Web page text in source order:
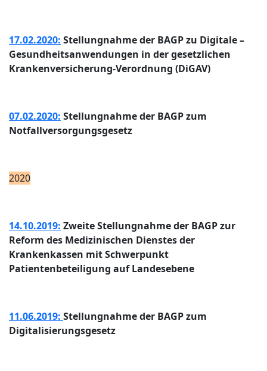
17.02.2020: Stellungnahme der BAGP zu Digitale –
Gesundheitsanwendungen in der gesetzlichen
Krankenversicherung-Verordnung (DiGAV)
07.02.2020: Stellungnahme der BAGP zum
Notfallversorgungsgesetz
2020
14.10.2019: Zweite Stellungnahme der BAGP zur
Reform des Medizinischen Dienstes der
Krankenkassen mit Schwerpunkt
Patientenbeteiligung auf Landesebene
11.06.2019: Stellungnahme der BAGP zum
Digitalisierungsgesetz